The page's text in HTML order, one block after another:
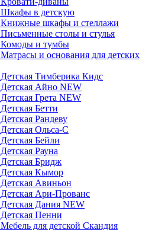
Шкафы в детскую
Книжные шкафы и стеллажи
Письменные столы и стулья
Комоды и тумбы
Матрасы и основания для детских
Детская Тимберика Кидс
Детская Айно NEW
Детская Грета NEW
Детская Бетти
Детская Рандеву
Детская Ольса-С
Детская Бейли
Детская Рауна
Детская Бридж
Детская Кымор
Детская Авиньон
Детская Ари-Прованс
Детская Дания NEW
Детская Пенни
Мебель для детской Скандия